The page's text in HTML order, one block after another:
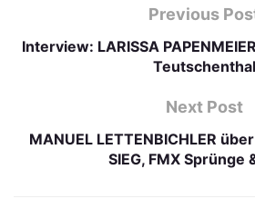
Previous
Interview: LARISSA
Teutschenthal
Next Post
MANUEL LETTENBICHLER
SIEG, FMX Sprünge